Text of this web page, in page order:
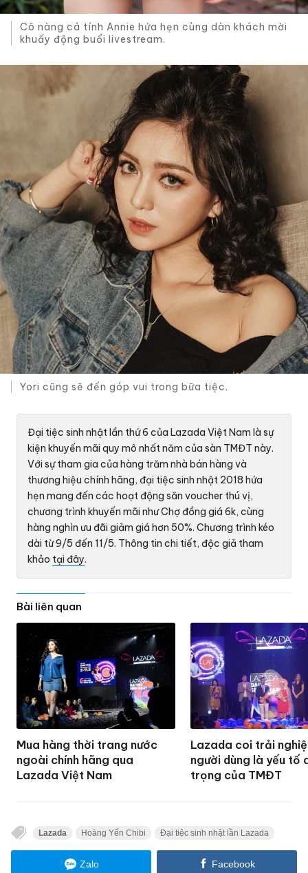
Cô nàng cá tính Annie hứa hẹn cùng dàn khách mời
khuấy động buổi livestream.
Yori cũng sẽ đến góp vui trong bữa tiệc.
Đại tiệc sinh nhật lần thứ 6 của Lazada Việt Nam là sự
kiện khuyến mãi quy mô nhất năm của sàn TMĐT này.
Với sự tham gia của hàng trăm nhà bán hàng và
thương hiệu chính hãng, đại tiệc sinh nhật 2018 hứa
hẹn mang đến các hoạt động săn voucher thú vị,
chương trình khuyến mãi như Chợ đồng giá 6k, cùng
hàng nghìn ưu đãi giảm giá hơn 50%. Chương trình kéo
dài từ 9/5 đến 11/5. Thông tin chi tiết, độc giả tham
khảo tại đây.
Bài liên quan
Mua hàng thời trang nước
ngoài chính hãng qua
Lazada Việt Nam
Lazada coi trải
người dùng là yếu tố
trọng của TMĐT
Lazada Hoàng Yến Chibi Đại tiệc sinh nhật lần Lazada
Zalo Facebook